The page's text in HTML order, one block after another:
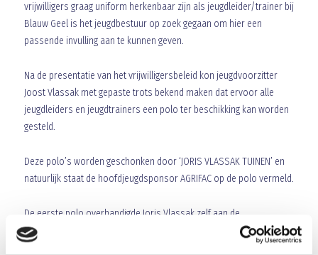
vrijwilligers graag uniform herkenbaar zijn als jeugdleider/trainer bij
Blauw Geel is het jeugdbestuur op zoek gegaan om hier een
passende invulling aan te kunnen geven.
Na de presentatie van het vrijwilligersbeleid kon jeugdvoorzitter
Joost Vlassak met gepaste trots bekend maken dat ervoor alle
jeugdleiders en jeugdtrainers een polo ter beschikking kan worden
gesteld.
Deze polo’s worden geschonken door ‘JORIS VLASSAK TUINEN’ en
natuurlijk staat de hoofdjeugdsponsor AGRIFAC op de polo vermeld.
De eerste polo overhandigde Joris Vlassak zelf aan de
jeugdvoorzitter van Blauw Geel en hij hoopt dat met dit gebaar een
wens van de jeugdafdeling in vervulling is gegaan en dat er evenals